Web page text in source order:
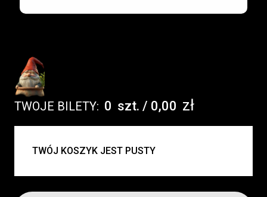
TWOJE BILETY: 0 szt. / 0,00 zł
UWAGA:
TWÓJ KOSZYK JEST PUSTY